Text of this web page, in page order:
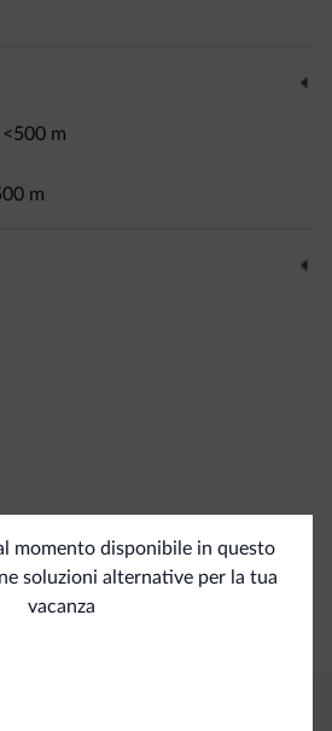
<500 m
m
momento disponibile in questo
soluzioni alternative per la tua
vacanza